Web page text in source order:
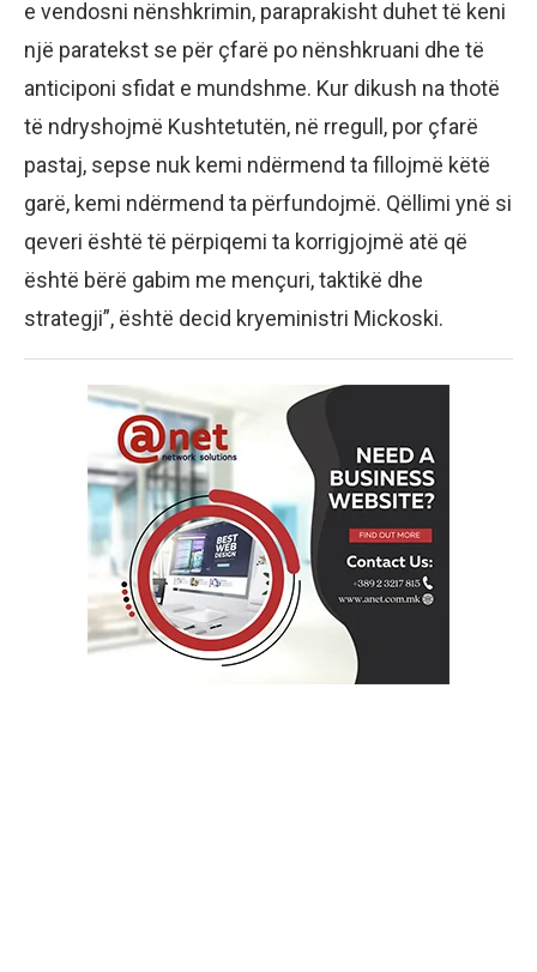
e vendosni nënshkrimin, paraprakisht duhet të keni
një paratekst se për çfarë po nënshkruani dhe të
anticiponi sfidat e mundshme. Kur dikush na thotë
të ndryshojmë Kushtetutën, në rregull, por çfarë
pastaj, sepse nuk kemi ndërmend ta fillojmë këtë
garë, kemi ndërmend ta përfundojmë. Qëllimi ynë si
qeveri është të përpiqemi ta korrigjojmë atë që
është bërë gabim me mençuri, taktikë dhe
strategji”, është decid kryeministri Mickoski.